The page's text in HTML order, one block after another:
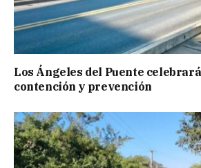
Los Ángeles del Puente
contención y prevención